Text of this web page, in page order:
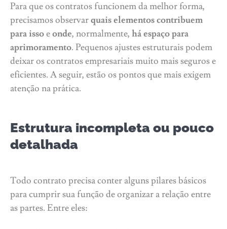
Para que os contratos funcionem da melhor forma,
precisamos observarquais elementos contribuem
para issoeonde, normalmente, há espaço para
aprimoramento. Pequenos ajustes estruturais podem
deixar os contratos empresariais muito mais seguros e
eficientes. A seguir, estão os pontos que mais exigem
atenção na prática.
Estrutura incompleta ou pouco
detalhada
Todo contrato precisa conter alguns pilares básicos
para cumprir sua função de organizar a relação entre
as partes. Entre eles: